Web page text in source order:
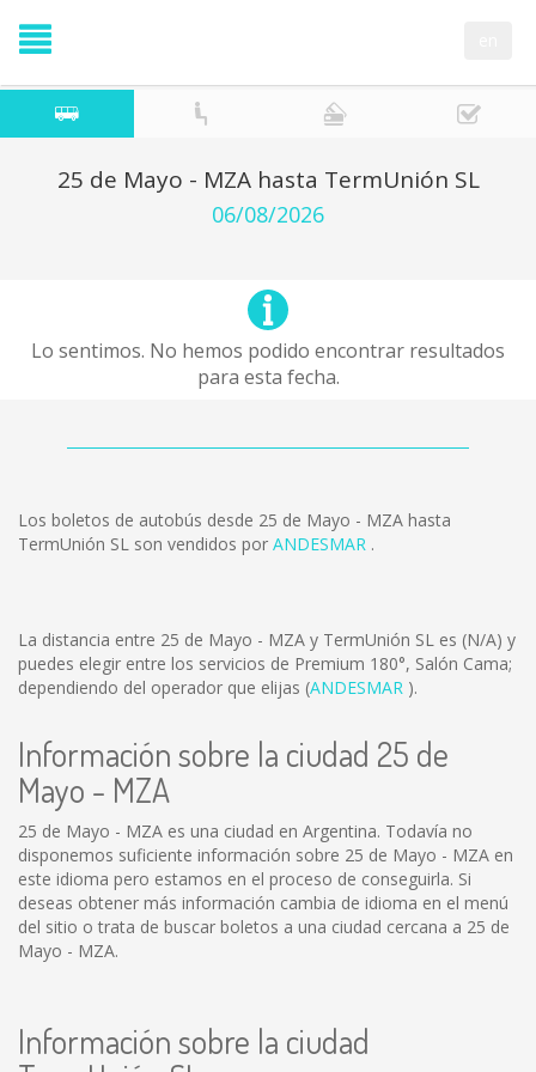
25 de Mayo - MZA hasta TermUnión SL
06/08/2026
Lo sentimos. No hemos podido encontrar resultados
para esta fecha.
Los boletos de autobús desde 25 de Mayo - MZA hasta
TermUnión SL son vendidos por ANDESMAR .
La distancia entre 25 de Mayo - MZA y TermUnión SL es (N/A) y
puedes elegir entre los servicios de Premium 180°, Salón Cama;
dependiendo del operador que elijas (ANDESMAR ).
Información sobre la ciudad 25 de
Mayo - MZA
25 de Mayo - MZA es una ciudad en Argentina. Todavía no
disponemos suficiente información sobre 25 de Mayo - MZA en
este idioma pero estamos en el proceso de conseguirla. Si
deseas obtener más información cambia de idioma en el menú
del sitio o trata de buscar boletos a una ciudad cercana a 25 de
Mayo - MZA.
Información sobre la ciudad